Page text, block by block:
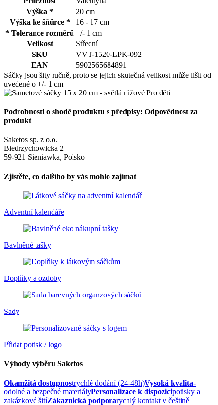
Výška *
20 cm
Výška ke šňůrce *
16 - 17 cm
* Tolerance rozměrů +/- 1 cm
Velikost
Střední
SKU
VVT-1520-LPK-092
EAN
5902565684891
Sáčky jsou šity ručně, proto se jejich skutečná velikost může lišit od
uvedené o +/- 1 cm
Podrobnosti o shodě produktu s předpisy: Odpovědnost za
produkt
Saketos sp. z o.o.
Biedrzychowicka 2
59-921 Sieniawka, Polsko
Zjistěte, co dalšího by vás mohlo zajímat
Adventní kalendáře
Bavlněné tašky
Doplňky a ozdoby
Sady
Přidat potisk / logo
Výhody výběru Saketos
Okamžitá dostupnostrychlé dodání (24-48h)Vysoká kvalita-
odolné a bezpečné materiályPersonalizace k dispozicipotisky a
zakázkové šitíZákaznická podporarychlý kontakt v češtině